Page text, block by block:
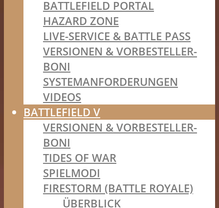
BATTLEFIELD PORTAL
HAZARD ZONE
LIVE-SERVICE & BATTLE PASS
VERSIONEN & VORBESTELLER-
BONI
SYSTEMANFORDERUNGEN
VIDEOS
BATTLEFIELD V
VERSIONEN & VORBESTELLER-
BONI
TIDES OF WAR
SPIELMODI
FIRESTORM (BATTLE ROYALE)
ÜBERBLICK